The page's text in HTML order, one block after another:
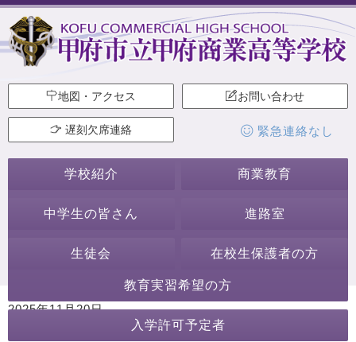
地図・アクセス お問い合わせ
遅刻欠席連絡 緊急連絡なし
学校紹介 商業教育
中学生の皆さん 進路室
生徒会 在校生保護者の方
教育実習希望の方
入学許可予定者
2025年11月20日
学校からのお知らせ 行事・活動